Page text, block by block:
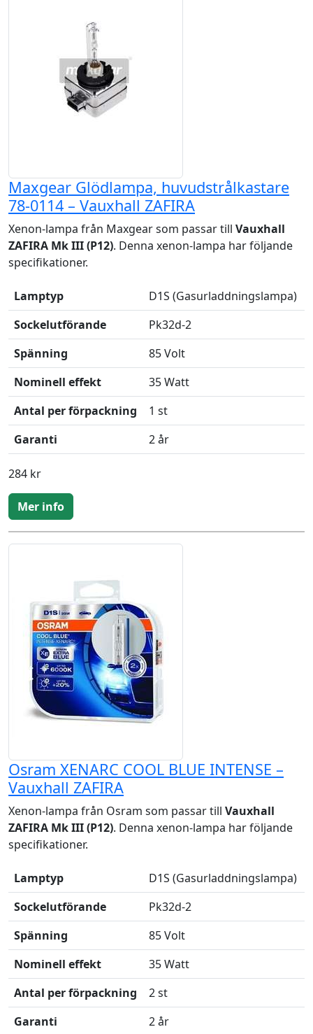
Maxgear Glödlampa, huvudstrålkastare
78-0114 – Vauxhall ZAFIRA
Xenon-lampa från Maxgear som passar till Vauxhall
ZAFIRA Mk III (P12). Denna xenon-lampa har följande
specifikationer.
Lamptyp
D1S (Gasurladdningslampa)
Sockelutförande
Pk32d-2
Spänning
85 Volt
Nominell effekt
35 Watt
Antal per förpackning
1 st
Garanti
2 år
284 kr
Mer info
Osram XENARC COOL BLUE INTENSE –
Vauxhall ZAFIRA
Xenon-lampa från Osram som passar till Vauxhall
ZAFIRA Mk III (P12). Denna xenon-lampa har följande
specifikationer.
Lamptyp
D1S (Gasurladdningslampa)
Sockelutförande
Pk32d-2
Spänning
85 Volt
Nominell effekt
35 Watt
Antal per förpackning
2 st
Garanti
2 år